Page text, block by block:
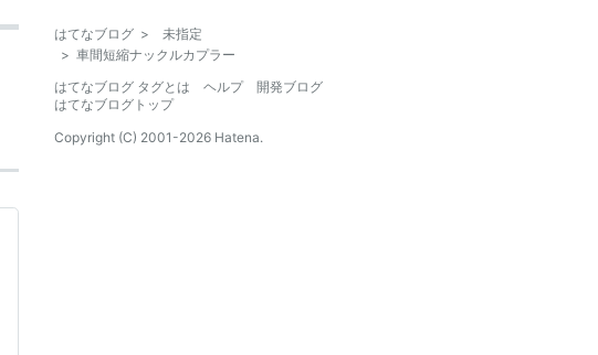
はてなブログ >
未指定
> 車間短縮ナックルカプラー
はてなブログ タグとは
ヘルプ
開発ブログ
はてなブログトップ
Copyright (C) 2001-2026 Hatena.